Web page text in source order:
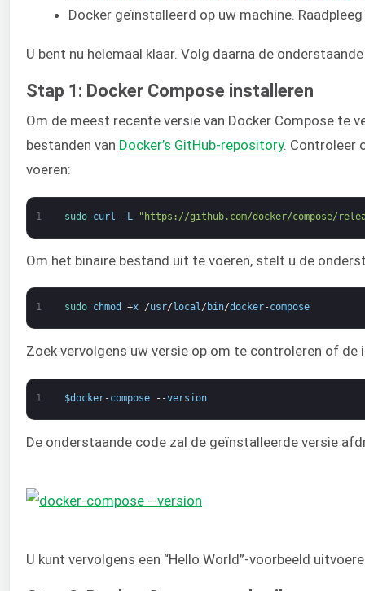
Docker geïnstalleerd op uw machine.
U bent nu helemaal klaar. Volg daarna de
Stap 1: Docker Compose installeren
Om de meest recente versie van Docker Compose te
bestanden van Docker’s GitHub-repository. Controleer
voeren:
1 sudo curl -L "https://github.com/docker/compose/
Om het binaire bestand uit te voeren, stelt u de
1 sudo chmod +x /usr/ local/ bin/docker-compose
Zoek vervolgens uw versie op om te controleren of de
1 $docker-compose --version
De onderstaande code zal de geïnstalleerde versie
U kunt vervolgens een “Hello World”-voorbeeld